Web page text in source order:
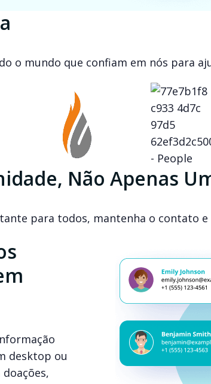
o mundo que confiam em nós para
Não Apenas
para todos, mantenha o contato e
desktop ou